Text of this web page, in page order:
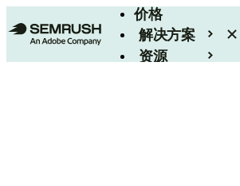
价格
解决方案
资源